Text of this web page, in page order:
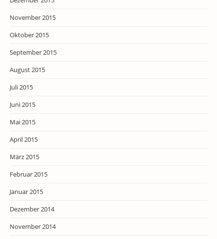
November 2015
Oktober 2015
September 2015
August 2015
Juli 2015
Juni 2015
Mai 2015
April 2015
März 2015
Februar 2015
Januar 2015
Dezember 2014
November 2014